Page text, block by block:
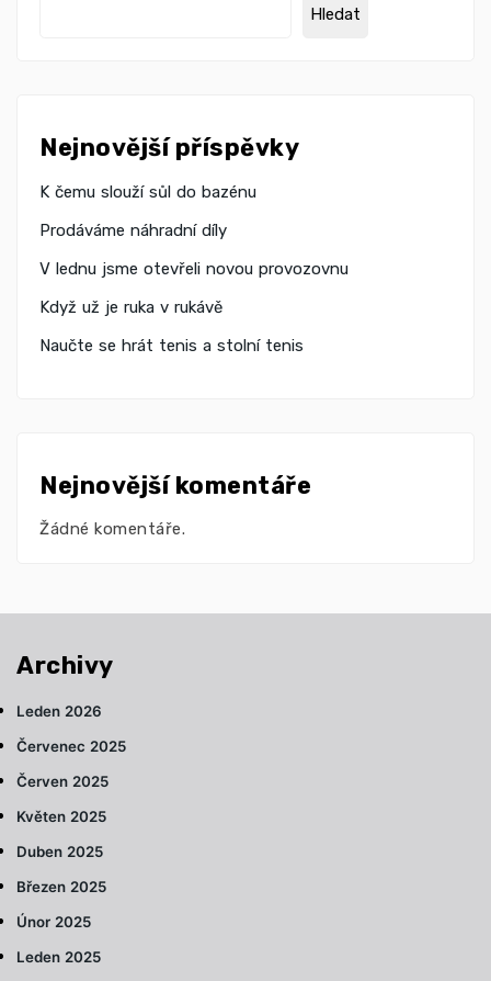
Hledat
Nejnovější příspěvky
K čemu slouží sůl do bazénu
Prodáváme náhradní díly
V lednu jsme otevřeli novou provozovnu
Když už je ruka v rukávě
Naučte se hrát tenis a stolní tenis
Nejnovější komentáře
Žádné komentáře.
Archivy
Leden 2026
Červenec 2025
Červen 2025
Květen 2025
Duben 2025
Březen 2025
Únor 2025
Leden 2025